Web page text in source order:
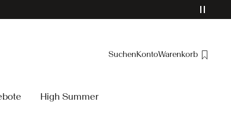
SuchenKontoWarenkorb
High Summer